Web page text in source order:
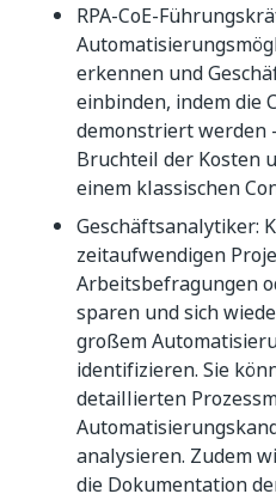
RPA-CoE-
erkennen und
einbinden, indem die
demonstriert werden
Bruchteil der Kosten
einem klassischen
Geschäftsanalytiker:
zeitaufwendigen
Arbeitsbefragungen
sparen und sich
großem
identifizieren. Sie
detaillierten
analysieren. Zudem
die Dokumentation